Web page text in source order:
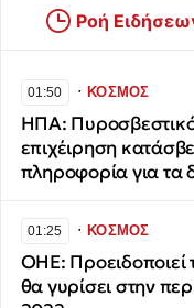
Ροή
01:50 ∙ΚΟΣΜΟΣ
ΗΠΑ: Πυροσβεστικό
επιχέιρηση
πληροφορία για τα
01:25 ∙ΚΟΣΜΟΣ
ΟΗΕ: Προειδοποιεί
θα γυρίσει στην